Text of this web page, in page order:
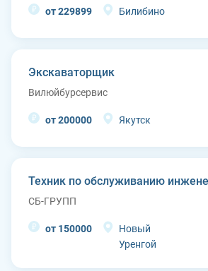
от 229899 Билибино
Экскаваторщик
Вилюйбурсервис
от 200000 Якутск
Техник по обслуживанию
СБ-ГРУПП
от 150000
Новый
Уренгой